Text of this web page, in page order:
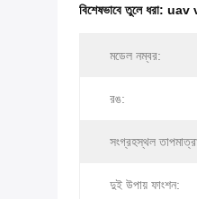
বিশেষভাবে তুলে ধরা: uav
মডেল নম্বর:
রঙ:
সংগ্রহস্থল
দুই উপায় ফাংশন: